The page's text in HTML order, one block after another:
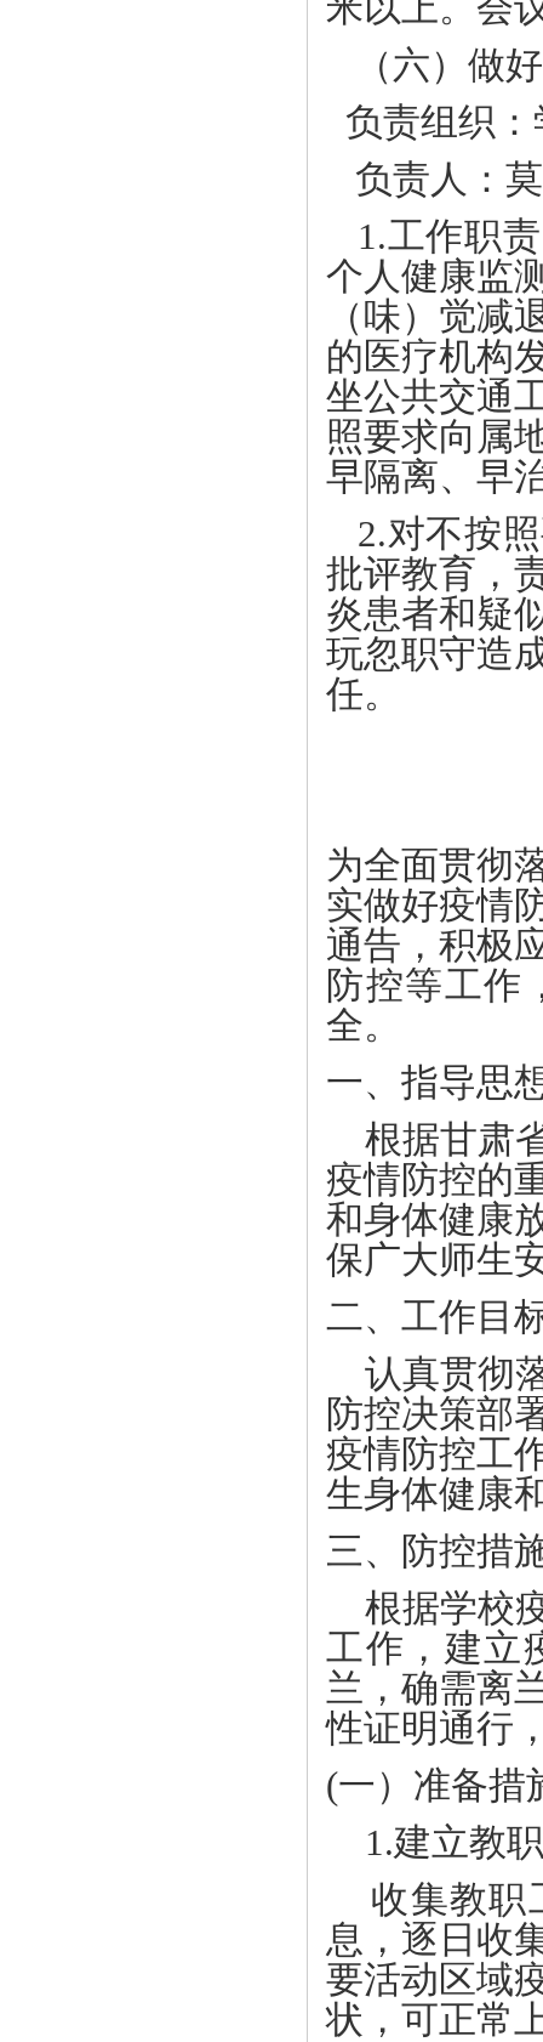
（六）做
负责组织
负责人：
1.工作职
个人健康监
（味）觉减
的医疗机构
坐公共交通
照要求向属
早隔离、早
2.对不按
批评教育，
炎患者和疑
玩忽职守造
任。
为全面贯彻
实做好疫情
通告，积极
防控等工作
全。
一、指导思
根据甘肃
疫情防控的
和身体健康
保广大师生
二、工作目
认真贯彻
防控决策部
疫情防控工
生身体健康
三、防控措
根据学校
工作，建立
兰，确需离
性证明通行
(一）准备措
1.建立教
收集教职
息，逐日收
要活动区域
状，可正常